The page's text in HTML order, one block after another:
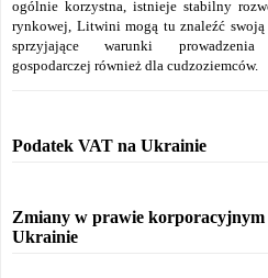
ogólnie korzystna, istnieje stabilny
rynkowej, Litwini mogą tu znaleźć swoją
sprzyjające warunki prowadzenia
gospodarczej również dla cudzoziemców.
Podatek VAT na Ukrainie
Zmiany w prawie korporacyjnym
Ukrainie